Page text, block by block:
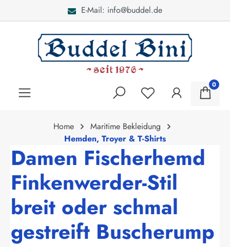
E-Mail: info@buddel.de
0
Home
Maritime Bekleidung
Hemden, Troyer & T-Shirts
Damen Fischerhemd
Finkenwerder-Stil
breit oder schmal
gestreift Buscherump